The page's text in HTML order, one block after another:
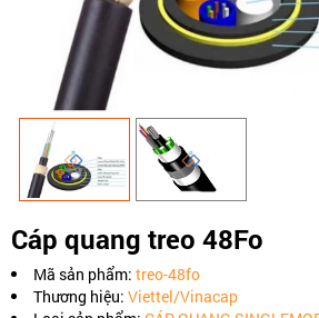
Cáp quang treo 48Fo
Mã sản phẩm: treo-48fo
Thương hiệu: Viettel/Vinacap